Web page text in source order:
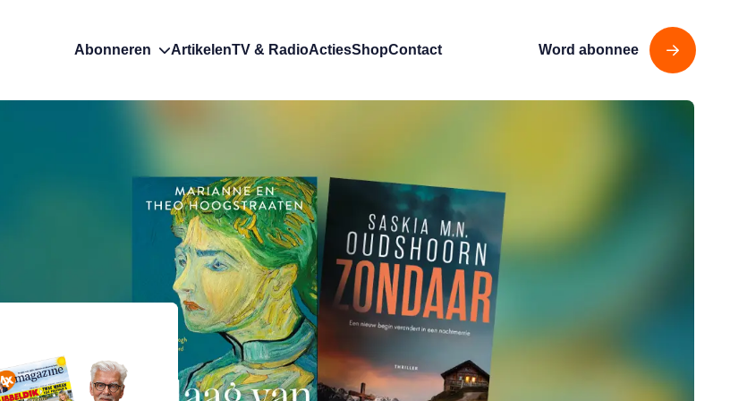
Abonneren ArtikelenTV & RadioActiesShopContact Word abonnee